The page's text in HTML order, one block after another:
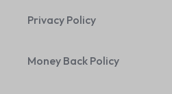
Privacy Policy
Money Back Policy